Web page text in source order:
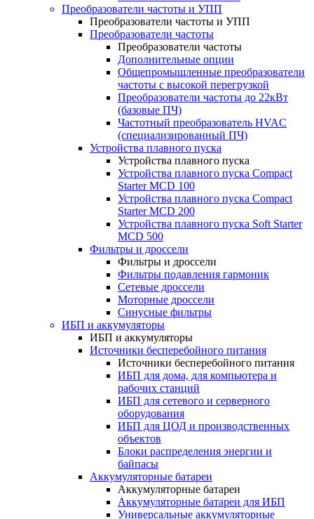
Преобразователи частоты и УПП
Преобразователи частоты и УПП
Преобразователи частоты
Преобразователи частоты
Дополнительные опции
Общепромышленные преобразователи
частоты с высокой перегрузкой
Преобразователи частоты до 22кВт
(базовые ПЧ)
Частотный преобразователь HVAC
(специализированный ПЧ)
Устройства плавного пуска
Устройства плавного пуска
Устройства плавного пуска Compact
Starter MCD 100
Устройства плавного пуска Compact
Starter MCD 200
Устройства плавного пуска Soft Starter
MCD 500
Фильтры и дроссели
Фильтры и дроссели
Фильтры подавления гармоник
Сетевые дроссели
Моторные дроссели
Синусные фильтры
ИБП и аккумуляторы
ИБП и аккумуляторы
Источники бесперебойного питания
Источники бесперебойного питания
ИБП для дома, для компьютера и
рабочих станций
ИБП для сетевого и серверного
оборудования
ИБП для ЦОД и производственных
объектов
Блоки распределения энергии и
байпасы
Аккумуляторные батареи
Аккумуляторные батареи
Аккумуляторные батареи для ИБП
Универсальные аккумуляторные